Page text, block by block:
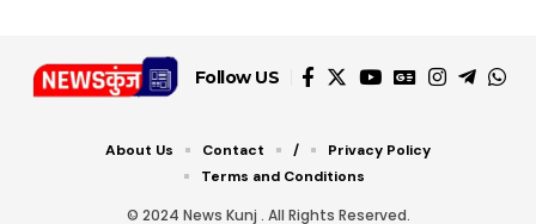
Follow US
© 2024 News Kunj . All Rights Reserved.
About Us Contact /
Privacy Policy
Terms and Conditions